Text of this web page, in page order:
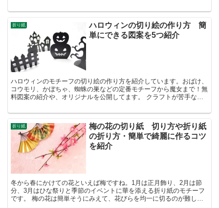
折り紙
ハロウィンの切り絵の作り方 簡
単にできる図案を5つ紹介
ハロウィンのモチーフの切り絵の作り方を紹介しています。おばけ、
コウモリ、かぼちゃ、蜘蛛の巣などの定番モチーフから魔女まで！無
料図案の紹介や、オリジナルを公開してます。 クラフトが苦手な人
折り紙
梅の花の切り紙 切り方や折り紙
の折り方・簡単で綺麗に作るコツ
を紹介
冬から春にかけての花といえば梅ですね。1月は正月飾り、2月は節
分、3月はひな祭りと季節のイベントに華を添える折り紙のモチーフ
です。 梅の花は簡単そうにみえて、花びらを均一に切るのが難しい